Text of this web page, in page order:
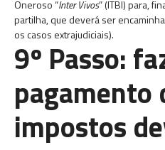
Oneroso “Inter Vivos” (ITBI) para,
partilha, que deverá ser
os casos extrajudiciais).
9º Passo:
pagamento
impostos